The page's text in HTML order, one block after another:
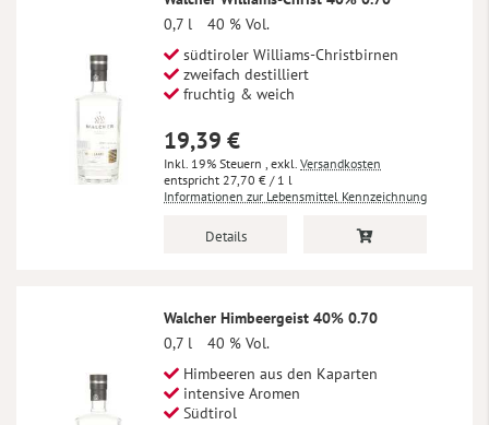
0,7 l
40 % Vol.
südtiroler Williams-Christbirnen
zweifach destilliert
fruchtig & weich
19,39 €
Inkl. 19% Steuern , exkl. Versandkosten
27,70 € / 1 l
Informationen zur Lebensmittel Kennzeichnung
Details
Walcher Himbeergeist 40% 0.70
0,7 l
40 % Vol.
Himbeeren aus den Kaparten
intensive Aromen
Südtirol